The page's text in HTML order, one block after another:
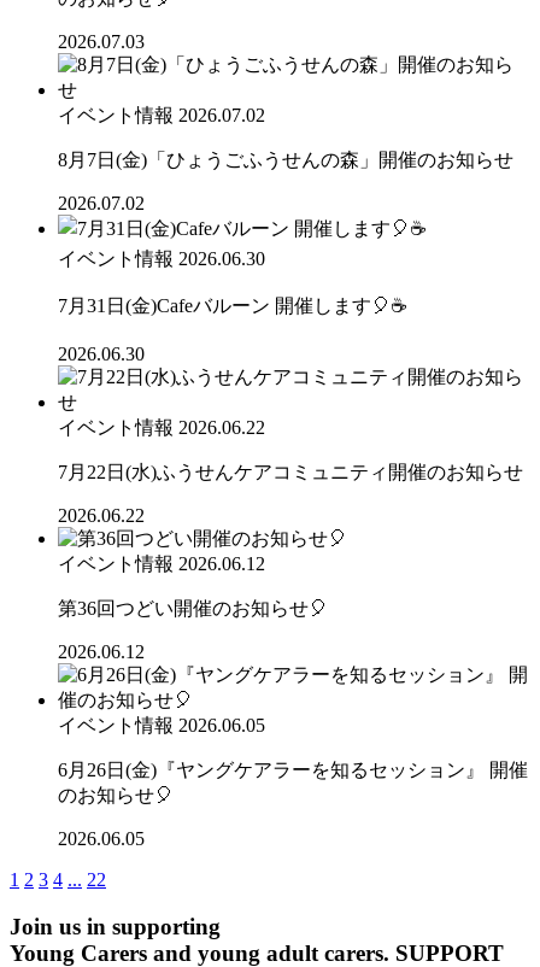
2026.07.03
イベント情報 2026.07.02
8月7日(金)「ひょうごふうせんの森」開催のお知らせ
2026.07.02
イベント情報 2026.06.30
7月31日(金)Cafeバルーン 開催します🎈☕
2026.06.30
イベント情報 2026.06.22
7月22日(水)ふうせんケアコミュニティ開催のお知らせ
2026.06.22
イベント情報 2026.06.12
第36回つどい開催のお知らせ🎈
2026.06.12
イベント情報 2026.06.05
6月26日(金)『ヤングケアラーを知るセッション』 開催
のお知らせ🎈
2026.06.05
1 2 3 4 ... 22
Join us in supporting
Young Carers and young adult carers. SUPPORT